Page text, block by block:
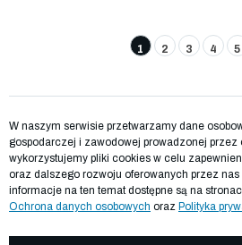
1 2 3 4 5
W naszym serwisie przetwarzamy dane
gospodarczej i zawodowej prowadzonej przez
wykorzystujemy pliki cookies w celu
oraz dalszego rozwoju oferowanych przez nas
informacje na ten temat dostępne są na
Ochrona danych osobowych oraz Polityka